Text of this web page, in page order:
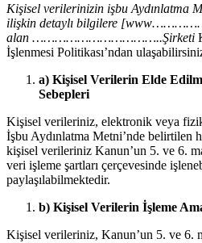
Kişisel verilerinizin işbu Aydınlatma
ilişkin detaylı bilgilere
alan ……………………………..Şirketi
İşlenmesi Politikası’ndan
a) Kişisel Verilerin Elde
Sebepleri
Kişisel verileriniz, elektronik veya
İşbu Aydınlatma Metni’nde belirtilen
kişisel verileriniz Kanun’un 5. ve 6.
veri işleme şartları çerçevesinde
paylaşılabilmektedir.
b) Kişisel Verilerin İşleme
Kişisel verileriniz, Kanun’un 5. ve 6.